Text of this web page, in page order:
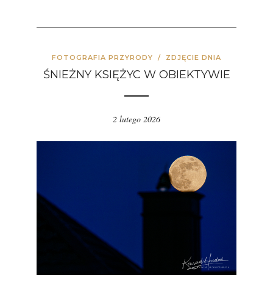
FOTOGRAFIA PRZYRODY / ZDJĘCIE DNIA
ŚNIEŻNY KSIĘŻYC W OBIEKTYWIE
2 lutego 2026